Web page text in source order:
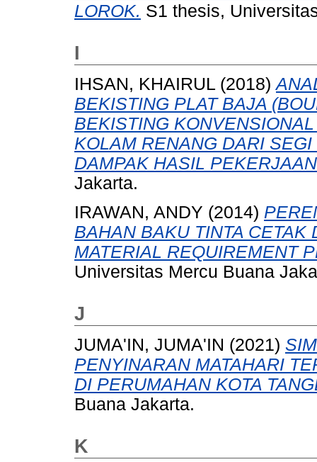
LOROK. S1 thesis,
I
IHSAN, KHAIRUL (2018)
BEKISTING PLAT BAJA
BEKISTING
KOLAM RENANG DARI
DAMPAK HASIL
Jakarta.
IRAWAN, ANDY (2014)
BAHAN BAKU TINTA CETAK
MATERIAL REQUIREMENT
Universitas Mercu Buana
J
JUMA'IN, JUMA'IN (2021)
PENYINARAN MATAHARI
DI PERUMAHAN KOTA
Buana Jakarta.
K